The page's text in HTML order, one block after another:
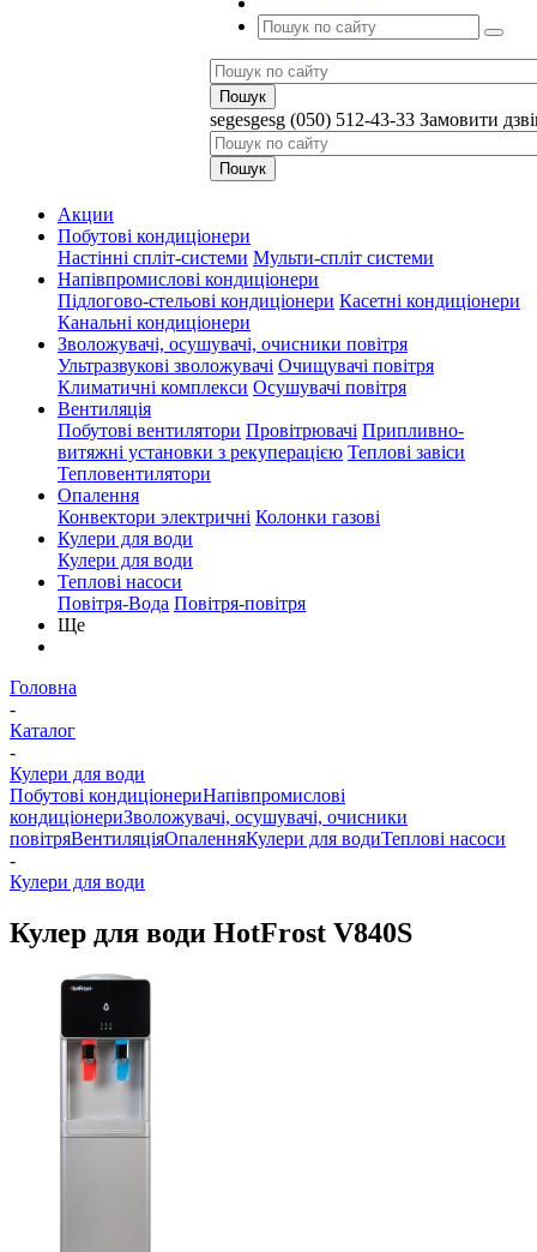
segesgesg (050) 512-43-33 Замовити
Акции
Побутові кондиціонери
Настінні спліт-системи Мульти-спліт системи
Напівпромислові кондиціонери
Підлогово-стельові кондиціонери Касетні кондиціонери
Канальні кондиціонери
Зволожувачі, осушувачі, очисники повітря
Ультразвукові зволожувачі Очищувачі повітря
Климатичні комплекси Осушувачі повітря
Вентиляція
Побутові вентилятори Провітрювачі Припливно-
витяжні установки з рекуперацією Теплові завіси
Тепловентилятори
Опалення
Конвектори электричні Колонки газові
Кулери для води
Кулери для води
Теплові насоси
Повітря-Вода Повітря-повітря
Ще
Головна
-
Каталог
-
Кулери для води
Побутові кондиціонериНапівпромислові
кондиціонериЗволожувачі, осушувачі, очисники
повітряВентиляціяОпаленняКулери для водиТеплові насоси
-
Кулери для води
Кулер для води HotFrost V840S